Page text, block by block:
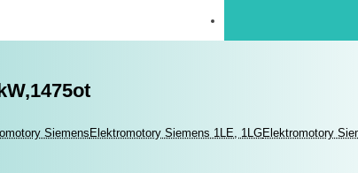
SiemensElektromotory Siemens 1LE, 1LGElektromotory